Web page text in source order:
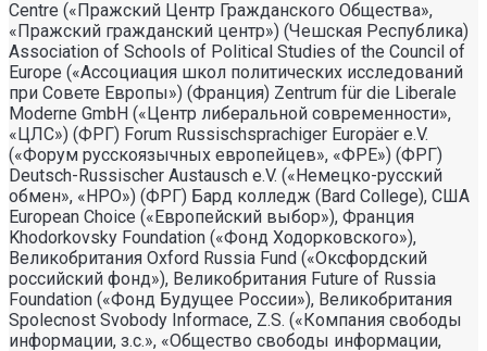
Centre («Пражский Центр Гражданского Общества»,
«Пражский гражданский центр») (Чешская Республика)
Association of Schools of Political Studies of the Council of
Europe («Ассоциация школ политических исследований
при Совете Европы») (Франция) Zentrum für die Liberale
Moderne GmbH («Центр либеральной современности»,
«ЦЛС») (ФРГ) Forum Russischsprachiger Europäer e.V.
(«Форум русскоязычных европейцев», «ФРЕ») (ФРГ)
Deutsch-Russischer Austausch e.V. («Немецко-русский
обмен», «НРО») (ФРГ) Бард колледж (Bard College), США
European Choice («Европейский выбор»), Франция
Khodorkovsky Foundation («Фонд Ходорковского»),
Великобритания Oxford Russia Fund («Оксфордский
российский фонд»), Великобритания Future of Russia
Foundation («Фонд Будущее России»), Великобритания
Spolecnost Svobody Informace, Z.S. («Компания свободы
информации, з.с.», «Общество свободы информации,